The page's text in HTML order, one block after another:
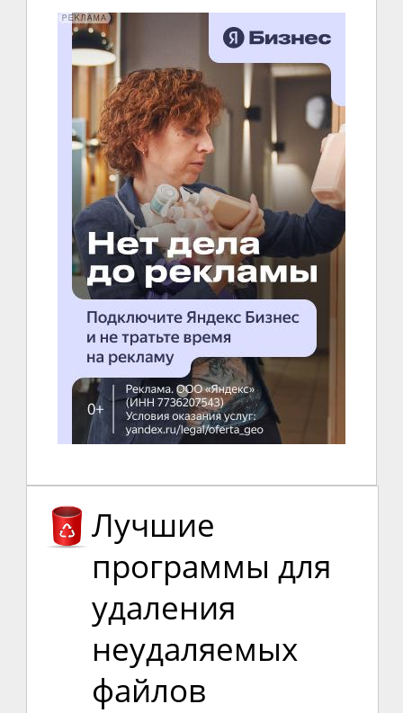
Лучшие
программы для
удаления
неудаляемых
файлов